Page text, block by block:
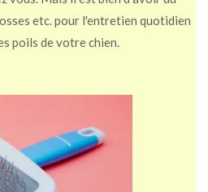
etc. pour l'entretien quotidien
poils de votre chien.